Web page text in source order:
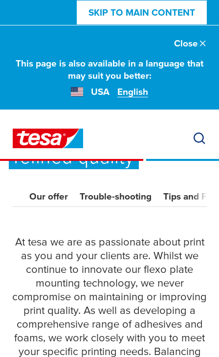
SKIP TO MAIN CONTENT
This page is also available in a language that
may suit you better:
USA
English
Close
Together we unveil
refined quality
Our offer Trouble-shooting Tips and
At tesa we are as passionate about print
as you and your clients are. Whilst we
continue to innovate our flexo plate
mounting technology, we never
compromise on maintaining or improving
print quality. As well as developing a
comprehensive range of adhesives and
foams, we work closely with you to meet
your specific printing needs. Balancing